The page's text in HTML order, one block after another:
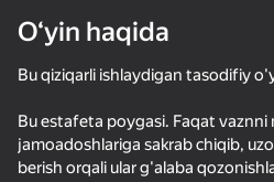
50+ top o‘yinlar, ularni
hatto «o‘ynamaydigan»
Become a Queen
49
Быстрый и Толстый
O‘yin haqida
Bu qiziqarli ishlaydigan tasodifiy
Bu estafeta poygasi. Faqat vaznni
jamoadoshlariga sakrab chiqib,
berish orqali ular g'alaba